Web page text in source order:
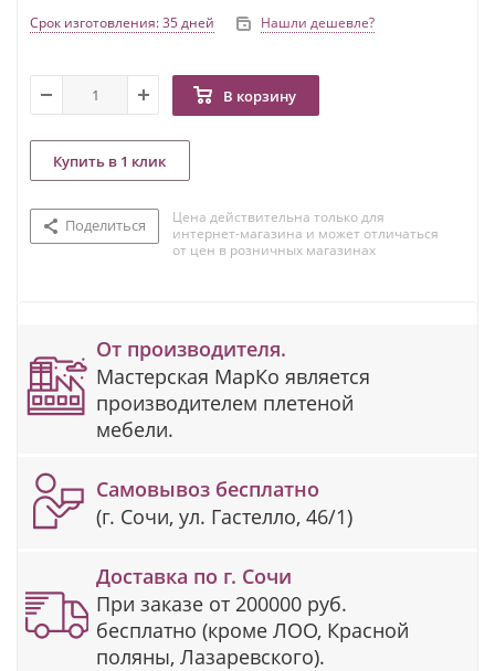
Срок изготовления: 35 дней Нашли дешевле?
В корзину
Купить в 1 клик
Поделиться
Цена действительна только для
интернет-магазина и может отличаться
от цен в розничных магазинах
От производителя.
Мастерская МарКо является
производителем плетеной
мебели.
Самовывоз бесплатно
(г. Сочи, ул. Гастелло, 46/1)
Доставка по г. Сочи
При заказе от 200000 руб.
бесплатно (кроме ЛОО, Красной
поляны, Лазаревского).